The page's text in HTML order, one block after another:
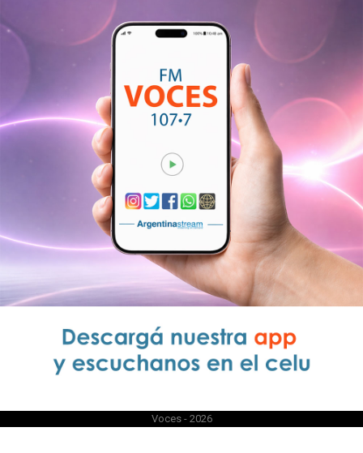
Voces - 2026